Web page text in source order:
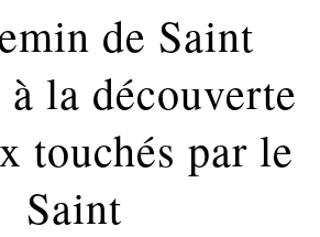
de Saint
la découverte
touchés par le
Saint